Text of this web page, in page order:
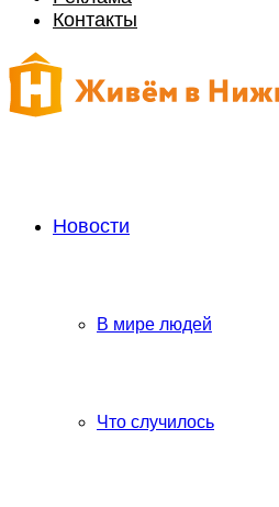
Контакты
Новости
В мире людей
Что случилось